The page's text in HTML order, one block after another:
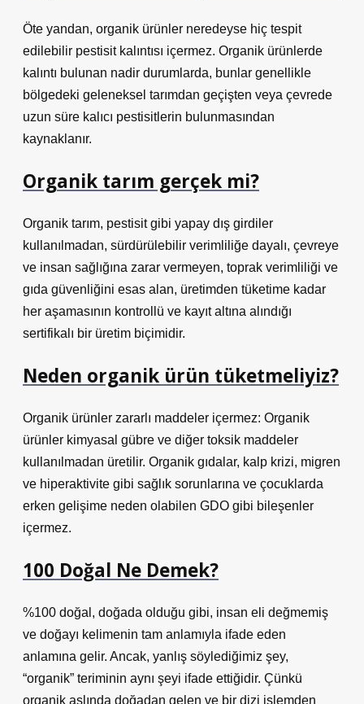
Öte yandan, organik ürünler neredeyse hiç tespit
edilebilir pestisit kalıntısı içermez. Organik ürünlerde
kalıntı bulunan nadir durumlarda, bunlar genellikle
bölgedeki geleneksel tarımdan geçişten veya çevrede
uzun süre kalıcı pestisitlerin bulunmasından
kaynaklanır.
Organik tarım gerçek mi?
Organik tarım, pestisit gibi yapay dış girdiler
kullanılmadan, sürdürülebilir verimliliğe dayalı, çevreye
ve insan sağlığına zarar vermeyen, toprak verimliliği ve
gıda güvenliğini esas alan, üretimden tüketime kadar
her aşamasının kontrollü ve kayıt altına alındığı
sertifikalı bir üretim biçimidir.
Neden organik ürün tüketmeliyiz?
Organik ürünler zararlı maddeler içermez: Organik
ürünler kimyasal gübre ve diğer toksik maddeler
kullanılmadan üretilir. Organik gıdalar, kalp krizi, migren
ve hiperaktivite gibi sağlık sorunlarına ve çocuklarda
erken gelişime neden olabilen GDO gibi bileşenler
içermez.
100 Doğal Ne Demek?
%100 doğal, doğada olduğu gibi, insan eli değmemiş
ve doğayı kelimenin tam anlamıyla ifade eden
anlamına gelir. Ancak, yanlış söylediğimiz şey,
“organik” teriminin aynı şeyi ifade ettiğidir. Çünkü
organik aslında doğadan gelen ve bir dizi işlemden